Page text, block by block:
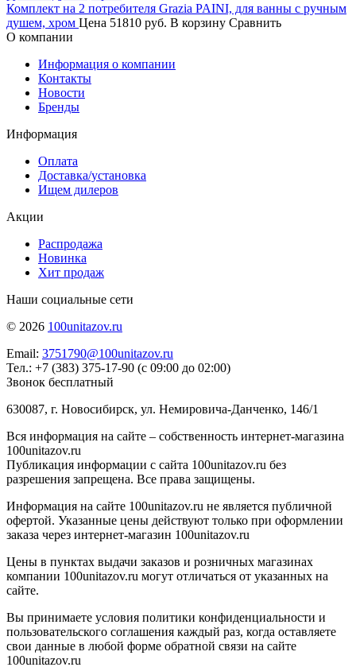
Комплект на 2 потребителя Grazia PAINI, для ванны с ручным
душем, хром Цена 51810 руб. В корзину Сравнить
О компании
Информация о компании
Контакты
Новости
Бренды
Информация
Оплата
Доставка/установка
Ищем дилеров
Акции
Распродажа
Новинка
Хит продаж
Наши социальные сети
© 2026 100unitazov.ru
Email: 3751790@100unitazov.ru
Тел.: +7 (383) 375-17-90 (с 09:00 до 02:00)
Звонок бесплатный
630087, г. Новосибирск, ул. Немировича-Данченко, 146/1
Вся информация на сайте – собственность интернет-магазина
100unitazov.ru
Публикация информации с сайта 100unitazov.ru без
разрешения запрещена. Все права защищены.
Информация на сайте 100unitazov.ru не является публичной
офертой. Указанные цены действуют только при оформлении
заказа через интернет-магазин 100unitazov.ru
Цены в пунктах выдачи заказов и розничных магазинах
компании 100unitazov.ru могут отличаться от указанных на
сайте.
Вы принимаете условия политики конфиденциальности и
пользовательского соглашения каждый раз, когда оставляете
свои данные в любой форме обратной связи на сайте
100unitazov.ru